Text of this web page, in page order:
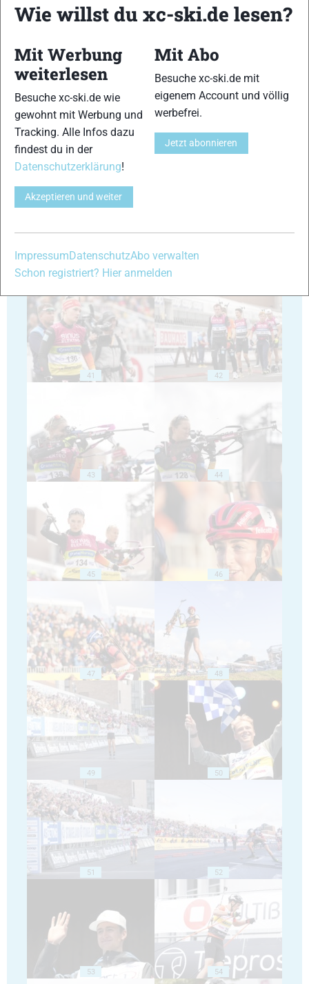
35 36
39
41 42
43 44
45 46
47 48
49 50
51 52
53 54
Wie willst du xc-ski.de lesen?
Mit Werbung
weiterlesen
Besuche xc-ski.de wie
gewohnt mit Werbung und
Tracking. Alle Infos dazu
findest du in der
Datenschutzerklärung!
Akzeptieren und weiter
Mit Abo
Besuche xc-ski.de mit
eigenem Account und völlig
werbefrei.
Jetzt abonnieren
ImpressumDatenschutzAbo verwalten
Schon registriert? Hier anmelden